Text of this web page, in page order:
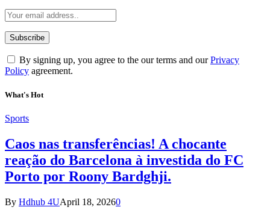
By signing up, you agree to the our terms and ourPrivacy
Policy agreement.
What's Hot
Sports
Caos nas transferências! A chocante
reação do Barcelona à investida do FC
Porto por Roony Bardghji.
By Hdhub 4UApril 18, 20260